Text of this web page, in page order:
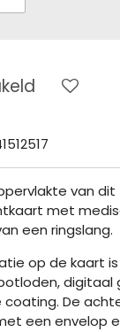
van
met
een ringslang.
op de kaart
De
een envelop